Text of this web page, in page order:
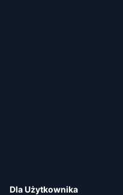
Dla Użytkownika